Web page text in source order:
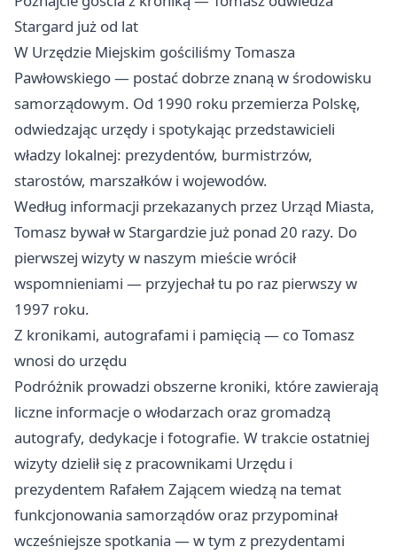
Stargard już od lat
W Urzędzie Miejskim gościliśmy Tomasza
Pawłowskiego — postać dobrze znaną w środowisku
samorządowym. Od 1990 roku przemierza Polskę,
odwiedzając urzędy i spotykając przedstawicieli
władzy lokalnej: prezydentów, burmistrzów,
starostów, marszałków i wojewodów.
Według informacji przekazanych przez Urząd Miasta,
Tomasz bywał w Stargardzie już ponad 20 razy. Do
pierwszej wizyty w naszym mieście wrócił
wspomnieniami — przyjechał tu po raz pierwszy w
1997 roku.
Z kronikami, autografami i pamięcią — co Tomasz
wnosi do urzędu
Podróżnik prowadzi obszerne kroniki, które zawierają
liczne informacje o włodarzach oraz gromadzą
autografy, dedykacje i fotografie. W trakcie ostatniej
wizyty dzielił się z pracownikami Urzędu i
prezydentem Rafałem Zającem wiedzą na temat
funkcjonowania samorządów oraz przypominał
wcześniejsze spotkania — w tym z prezydentami